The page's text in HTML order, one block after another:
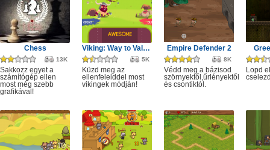
Chess
13K
Sakkozz egyet a
számítógép ellen
most még szebb
grafikával!
Viking: Way to Valhalla
5K
Küzd meg az
ellenfeleiddel most
vikingek módján!
Empire Defender 2
8K
Védd meg a bázisod
szörnyektől,űrlényektől
és csontiktól.
Lopd